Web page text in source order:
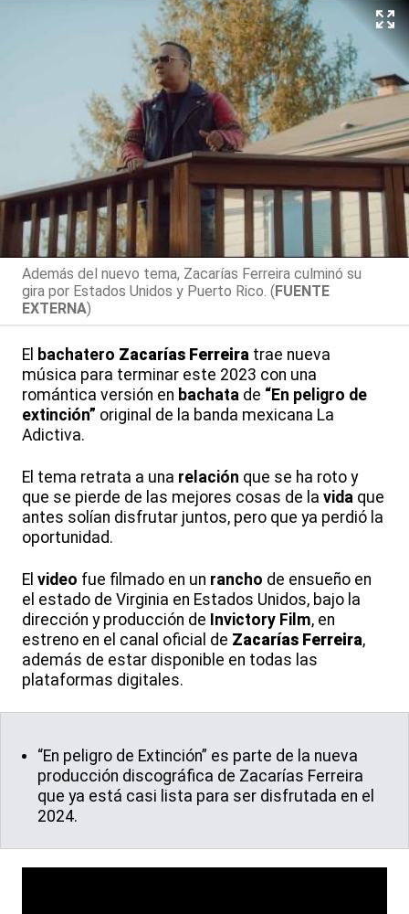
Además del nuevo tema, Zacarías Ferreira culminó su
gira por Estados Unidos y Puerto Rico. (FUENTE
EXTERNA)
El bachatero Zacarías Ferreira trae nueva
música para terminar este 2023 con una
romántica versión en bachata de “En peligro de
extinción” original de la banda mexicana La
Adictiva.
El tema retrata a una relación que se ha roto y
que se pierde de las mejores cosas de la vida que
antes solían disfrutar juntos, pero que ya perdió la
oportunidad.
El video fue filmado en un rancho de ensueño en
el estado de Virginia en Estados Unidos, bajo la
dirección y producción de Invictory Film, en
estreno en el canal oficial de Zacarías Ferreira,
además de estar disponible en todas las
plataformas digitales.
“En peligro de Extinción” es parte de la nueva
producción discográfica de Zacarías Ferreira
que ya está casi lista para ser disfrutada en el
2024.